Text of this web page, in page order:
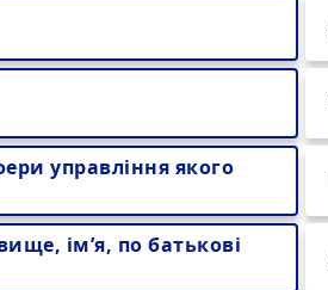
управління якого
ім’я, по батькові